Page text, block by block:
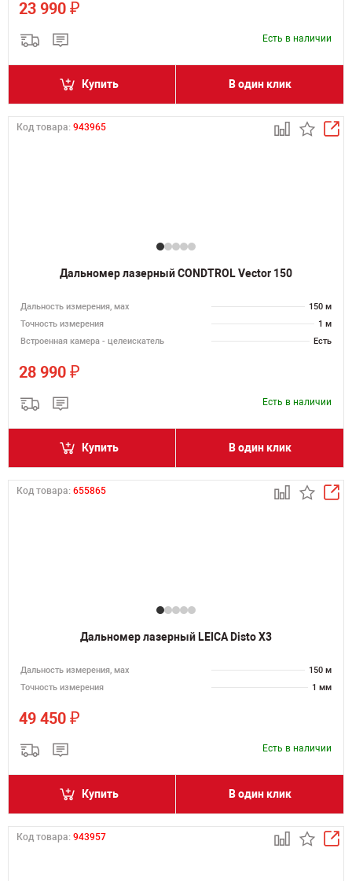
23 990 ₽
Есть в наличии
Купить В один клик
Код товара: 943965
Дальномер лазерный CONDTROL Vector 150
Дальность измерения, мах
150 м
Точность измерения
1 м
Встроенная камера - целеискатель
Есть
28 990 ₽
Есть в наличии
Купить В один клик
Код товара: 655865
Дальномер лазерный LEICA Disto X3
Дальность измерения, мах
150 м
Точность измерения
1 мм
49 450 ₽
Есть в наличии
Купить В один клик
Код товара: 943957